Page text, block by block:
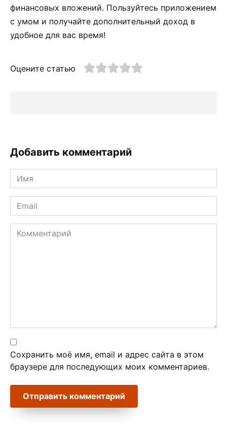
финансовых вложений. Пользуйтесь приложением
с умом и получайте дополнительный доход в
удобное для вас время!
Оцените статью
Добавить комментарий
Имя
*
Email
*
Комментарий
Сохранить моё имя, email и адрес сайта в этом
браузере для последующих моих комментариев.